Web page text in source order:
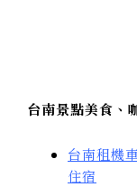
台南景點美食、
台南租機
住宿